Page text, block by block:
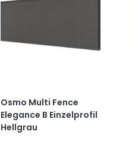
Osmo Multi Fence
Elegance B Einzelprofil
Hellgrau